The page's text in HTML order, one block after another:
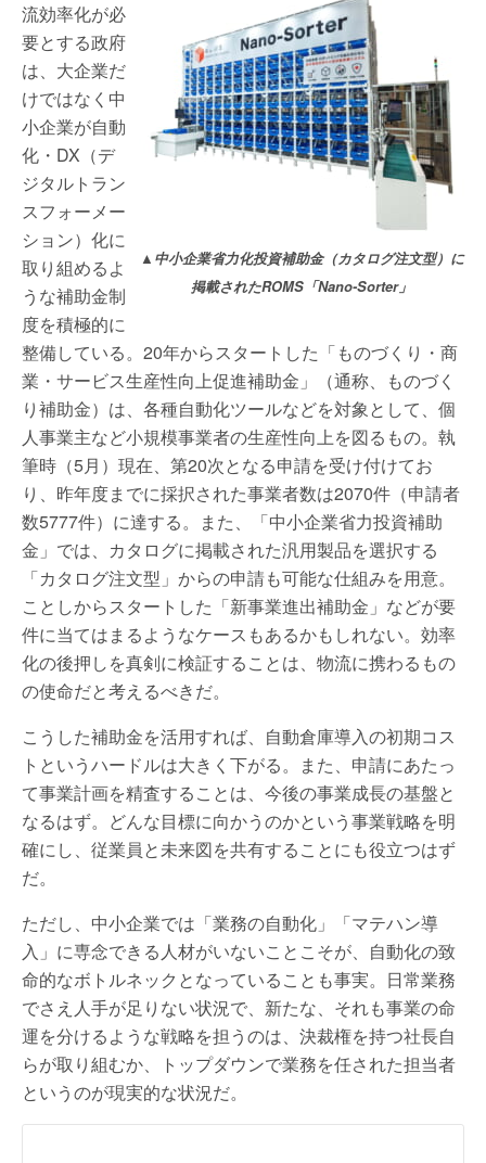
▲中小企業省力化投資補助金（カタログ注文型）に
掲載されたROMS「Nano-Sorter」
流効率化が必
要とする政府
は、大企業だ
けではなく中
小企業が自動
化・DX（デ
ジタルトラン
スフォーメー
ション）化に
取り組めるよ
うな補助金制
度を積極的に
整備している。20年からスタートした「ものづくり・商
業・サービス生産性向上促進補助金」（通称、ものづく
り補助金）は、各種自動化ツールなどを対象として、個
人事業主など小規模事業者の生産性向上を図るもの。執
筆時（5月）現在、第20次となる申請を受け付けてお
り、昨年度までに採択された事業者数は2070件（申請者
数5777件）に達する。また、「中小企業省力投資補助
金」では、カタログに掲載された汎用製品を選択する
「カタログ注文型」からの申請も可能な仕組みを用意。
ことしからスタートした「新事業進出補助金」などが要
件に当てはまるようなケースもあるかもしれない。効率
化の後押しを真剣に検証することは、物流に携わるもの
の使命だと考えるべきだ。
こうした補助金を活用すれば、自動倉庫導入の初期コス
トというハードルは大きく下がる。また、申請にあたっ
て事業計画を精査することは、今後の事業成長の基盤と
なるはず。どんな目標に向かうのかという事業戦略を明
確にし、従業員と未来図を共有することにも役立つはず
だ。
ただし、中小企業では「業務の自動化」「マテハン導
入」に専念できる人材がいないことこそが、自動化の致
命的なボトルネックとなっていることも事実。日常業務
でさえ人手が足りない状況で、新たな、それも事業の命
運を分けるような戦略を担うのは、決裁権を持つ社長自
らが取り組むか、トップダウンで業務を任された担当者
というのが現実的な状況だ。